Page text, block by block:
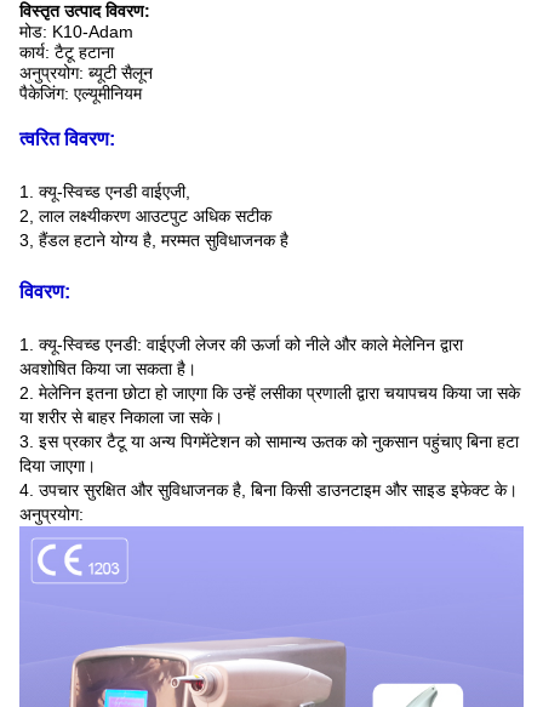
विस्तृत उत्पाद विवरण:
मोड: K10-Adam
कार्य: टैटू हटाना
अनुप्रयोग: ब्यूटी सैलून
पैकेजिंग: एल्यूमीनियम
त्वरित विवरण:
1. क्यू-स्विच्ड एनडी वाईएजी,
2, लाल लक्ष्यीकरण आउटपुट अधिक सटीक
3, हैंडल हटाने योग्य है, मरम्मत सुविधाजनक है
विवरण:
1. क्यू-स्विच्ड एनडी: वाईएजी लेजर की ऊर्जा को नीले और काले मेलेनिन द्वारा
अवशोषित किया जा सकता है।
2. मेलेनिन इतना छोटा हो जाएगा कि उन्हें लसीका प्रणाली द्वारा चयापचय किया जा सके
या शरीर से बाहर निकाला जा सके।
3. इस प्रकार टैटू या अन्य पिगमेंटेशन को सामान्य ऊतक को नुकसान पहुंचाए बिना हटा
दिया जाएगा।
4. उपचार सुरक्षित और सुविधाजनक है, बिना किसी डाउनटाइम और साइड इफेक्ट के।
अनुप्रयोग: